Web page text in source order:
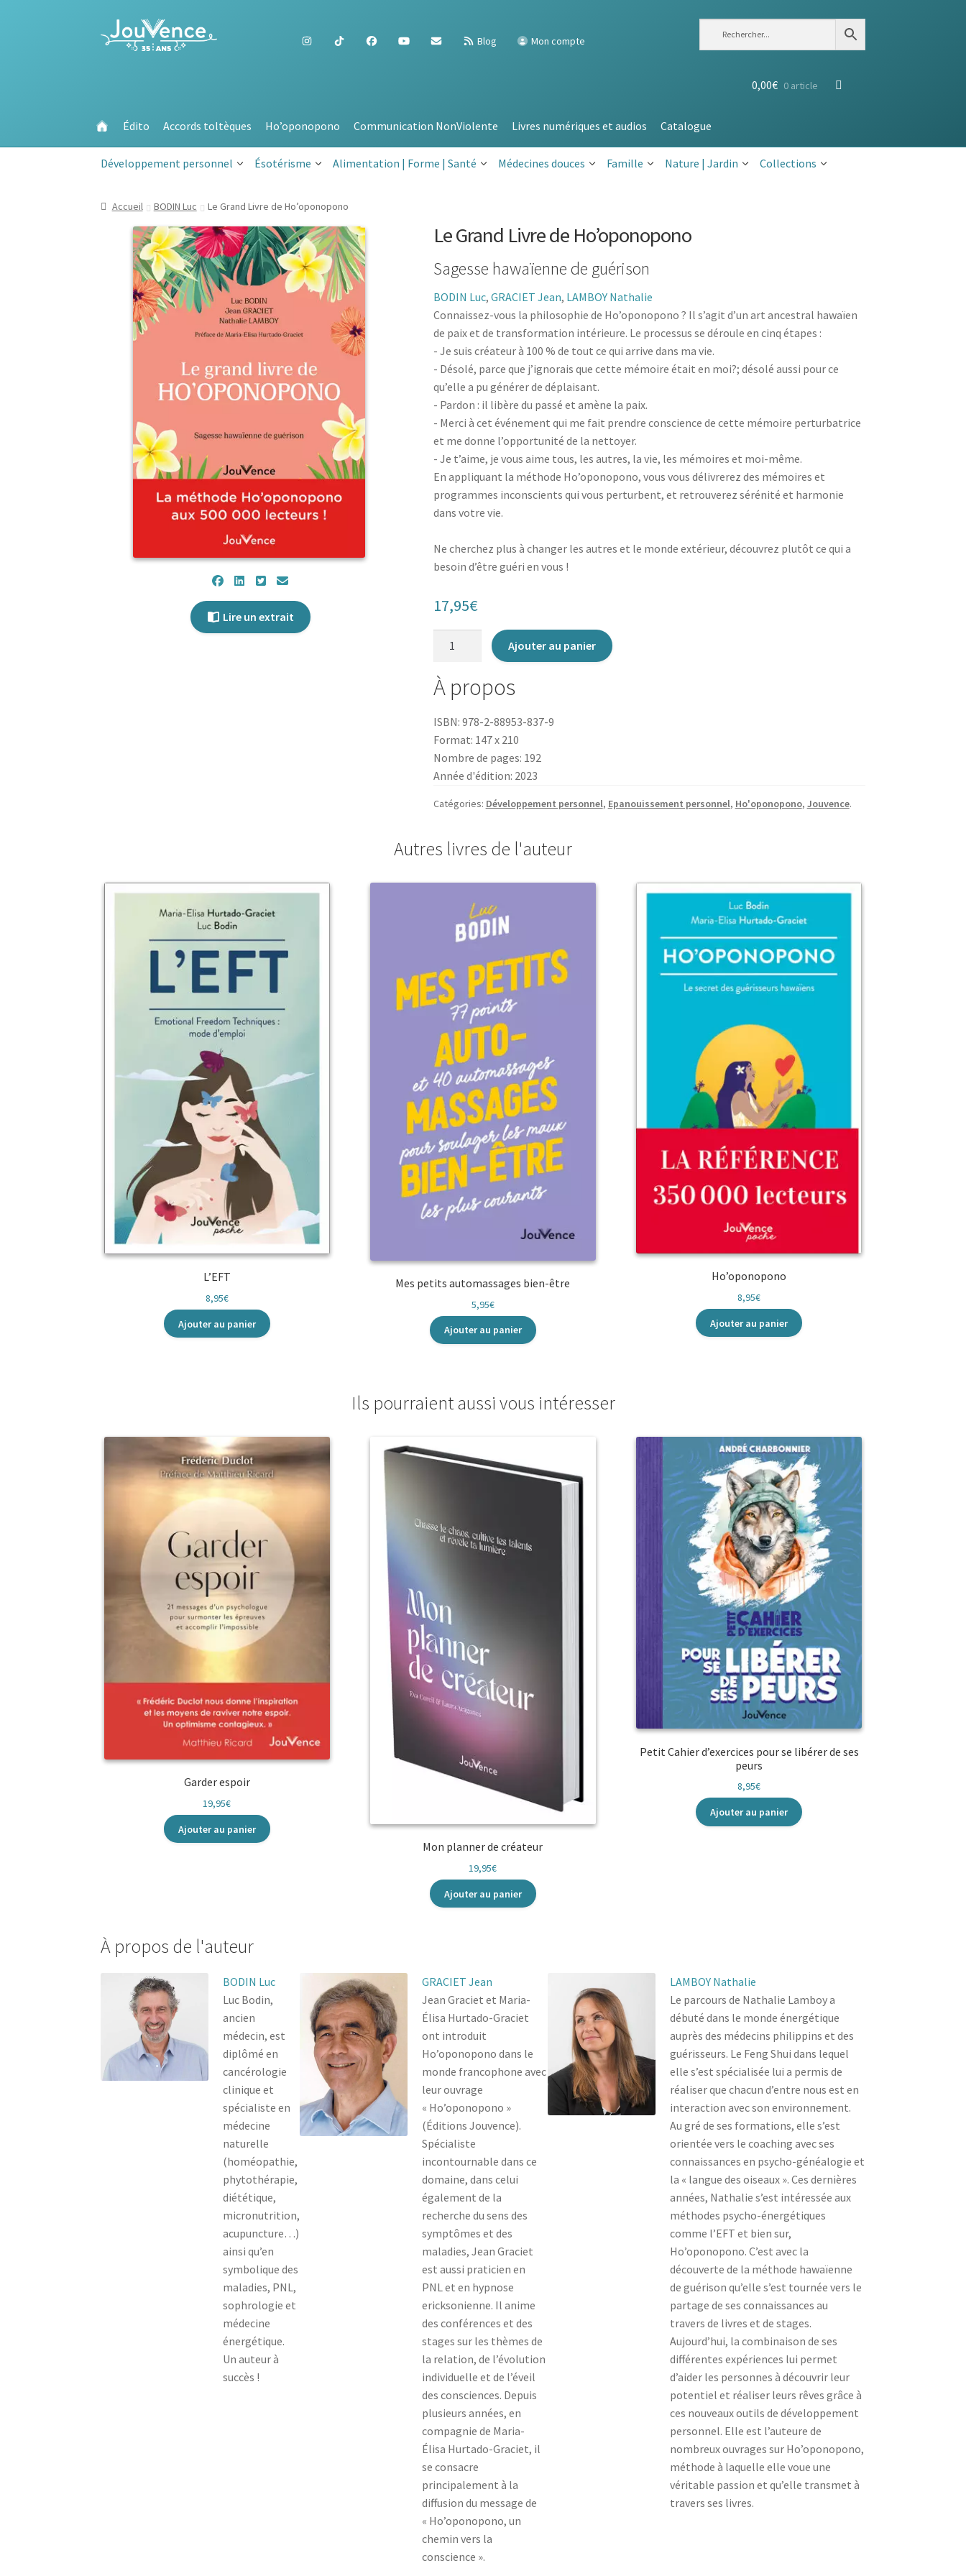
Aller
à
Aller
au
Blog Mon compte
0,00€ 0 article
Édito Accords toltèques Ho’oponopono Communication NonViolente Livres numériques et audios Catalogue
Développement personnel Ésotérisme Alimentation | Forme | Santé Médecines douces Famille Nature | Jardin Collections
Accueil BODIN Luc Le Grand Livre de Ho’oponopono
Le Grand Livre de Ho’oponopono
Sagesse hawaïenne de guérison
BODIN Luc, GRACIET Jean, LAMBOY Nathalie
Connaissez-vous la philosophie de Ho’oponopono ? Il s’agit d’un art ancestral hawaïen
de paix et de transformation intérieure. Le processus se déroule en cinq étapes :
- Je suis créateur à 100 % de tout ce qui arrive dans ma vie.
- Désolé, parce que j’ignorais que cette mémoire était en moi?; désolé aussi pour ce
qu’elle a pu générer de déplaisant.
- Pardon : il libère du passé et amène la paix.
- Merci à cet événement qui me fait prendre conscience de cette mémoire perturbatrice
et me donne l’opportunité de la nettoyer.
- Je t’aime, je vous aime tous, les autres, la vie, les mémoires et moi-même.
En appliquant la méthode Ho’oponopono, vous vous délivrerez des mémoires et
programmes inconscients qui vous perturbent, et retrouverez sérénité et harmonie
dans votre vie.
Ne cherchez plus à changer les autres et le monde extérieur, découvrez plutôt ce qui a
besoin d’être guéri en vous !
17,95€
Le
Grand
de
Ho'oponopono
Ajouter au panier
À propos
ISBN: 978-2-88953-837-9
Format: 147 x 210
Nombre de pages: 192
Année d'édition: 2023
Catégories: Développement personnel, Epanouissement personnel, Ho'oponopono, Jouvence.
Lire un extrait
Autres livres de l'auteur
L’EFT
8,95€
Ajouter au panier
Mes petits automassages bien-être
5,95€
Ajouter au panier
Ho’oponopono
8,95€
Ajouter au panier
Ils pourraient aussi vous intéresser
Garder espoir
19,95€
Ajouter au panier
Mon planner de créateur
19,95€
Ajouter au panier
Petit Cahier d’exercices pour se libérer de ses
peurs
8,95€
Ajouter au panier
À propos de l'auteur
BODIN Luc
Luc Bodin,
ancien
médecin, est
diplômé en
cancérologie
clinique et
spécialiste en
médecine
naturelle
(homéopathie,
phytothérapie,
diététique,
micronutrition,
acupuncture…)
ainsi qu’en
symbolique des
maladies, PNL,
sophrologie et
médecine
énergétique.
Un auteur à
succès !
GRACIET Jean
Jean Graciet et Maria-
Élisa Hurtado-Graciet
ont introduit
Ho’oponopono dans le
monde francophone avec
leur ouvrage
« Ho’oponopono »
(Éditions Jouvence).
Spécialiste
incontournable dans ce
domaine, dans celui
également de la
recherche du sens des
symptômes et des
maladies, Jean Graciet
est aussi praticien en
PNL et en hypnose
ericksonienne. Il anime
des conférences et des
stages sur les thèmes de
la relation, de l’évolution
individuelle et de l’éveil
des consciences. Depuis
plusieurs années, en
compagnie de Maria-
Élisa Hurtado-Graciet, il
se consacre
principalement à la
diffusion du message de
« Ho’oponopono, un
chemin vers la
conscience ».
LAMBOY Nathalie
Le parcours de Nathalie Lamboy a
débuté dans le monde énergétique
auprès des médecins philippins et des
guérisseurs. Le Feng Shui dans lequel
elle s’est spécialisée lui a permis de
réaliser que chacun d’entre nous est en
interaction avec son environnement.
Au gré de ses formations, elle s’est
orientée vers le coaching avec ses
connaissances en psycho-généalogie et
la « langue des oiseaux ». Ces dernières
années, Nathalie s’est intéressée aux
méthodes psycho-énergétiques
comme l’EFT et bien sur,
Ho’oponopono. C’est avec la
découverte de la méthode hawaïenne
de guérison qu’elle s’est tournée vers le
partage de ses connaissances au
travers de livres et de stages.
Aujourd’hui, la combinaison de ses
différentes expériences lui permet
d’aider les personnes à découvrir leur
potentiel et réaliser leurs rêves grâce à
ces nouveaux outils de développement
personnel. Elle est l’auteure de
nombreux ouvrages sur Ho’oponopono,
méthode à laquelle elle voue une
véritable passion et qu’elle transmet à
travers ses livres.